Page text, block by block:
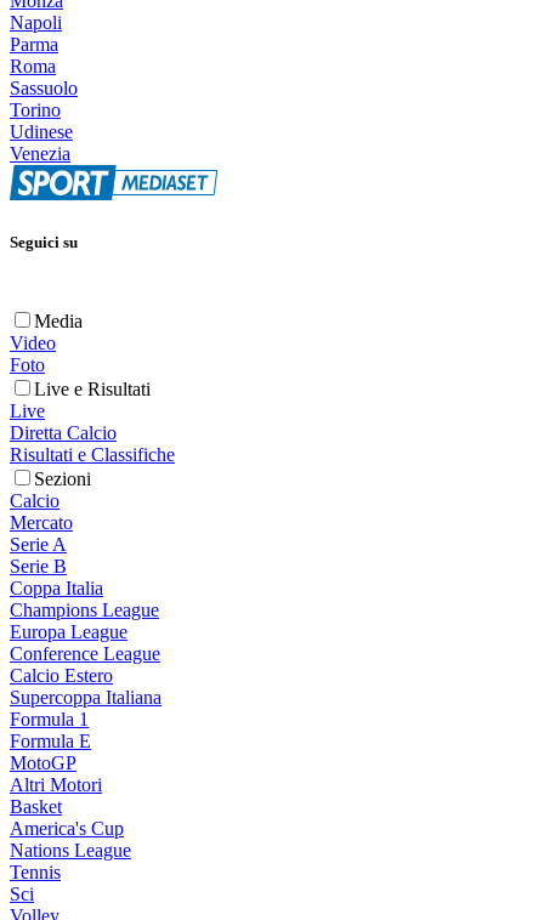
Napoli
Parma
Roma
Sassuolo
Torino
Udinese
Venezia
Seguici su
Media
Video
Foto
Live e Risultati
Live
Diretta Calcio
Risultati e Classifiche
Sezioni
Calcio
Mercato
Serie A
Serie B
Coppa Italia
Champions League
Europa League
Conference League
Calcio Estero
Supercoppa Italiana
Formula 1
Formula E
MotoGP
Altri Motori
Basket
America's Cup
Nations League
Tennis
Sci
Volley